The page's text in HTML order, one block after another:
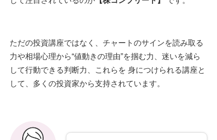
ただの投資講座ではなく、チャートのサインを読み取る
力や相場心理から“値動きの理由”を掴む力、迷いを減ら
して行動できる判断力、これらを 身につけられる講座と
して、多くの投資家から支持されています。